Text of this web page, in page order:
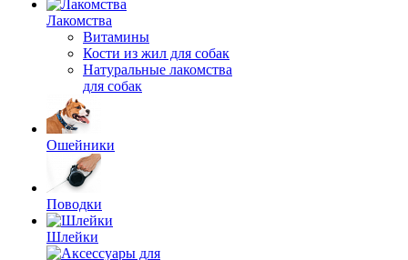
Лакомства
Витамины
Кости из жил для собак
Натуральные лакомства
для собак
Ошейники
Поводки
Шлейки